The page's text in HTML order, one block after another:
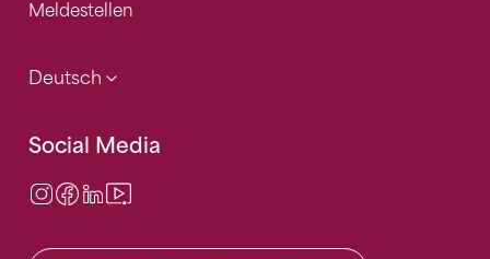
Meldestellen
Deutsch
Social Media
Instagram
Facebook
LinkedIn